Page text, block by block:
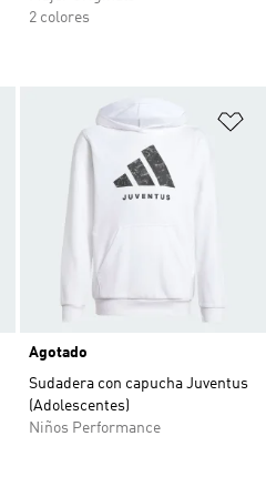
2 colores
Añadir a la lista de deseos
Descuento
Agotado
Sudadera con capucha Juventus
(Adolescentes)
Niños Performance